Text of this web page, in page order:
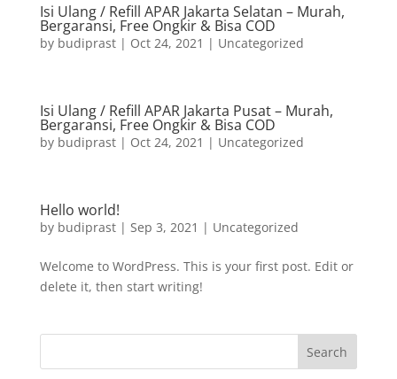
Isi Ulang / Refill APAR Jakarta Selatan – Murah,
Bergaransi, Free Ongkir & Bisa COD
by budiprast| Oct 24, 2021 | Uncategorized
Isi Ulang / Refill APAR Jakarta Pusat – Murah,
Bergaransi, Free Ongkir & Bisa COD
by budiprast| Oct 24, 2021 | Uncategorized
Hello world!
by budiprast| Sep 3, 2021 | Uncategorized
Welcome to WordPress. This is your first post. Edit or
delete it, then start writing!
Search